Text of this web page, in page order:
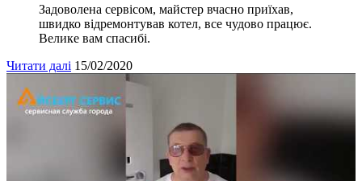
Задоволена сервісом, майстер вчасно приїхав,
швидко відремонтував котел, все чудово працює.
Велике вам спасибі.
Читати далі 15/02/2020